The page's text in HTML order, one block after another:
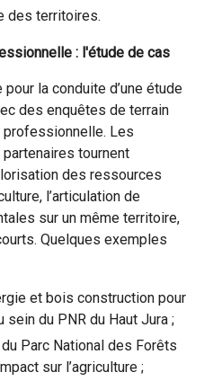
des territoires.
: l'étude de cas
pour la conduite d’une étude
des enquêtes de terrain
professionnelle. Les
tournent
des ressources
l’articulation de
sur un même territoire,
Quelques exemples
et bois construction pour
du PNR du Haut Jura ;
Parc National des Forêts
sur l’agriculture ;